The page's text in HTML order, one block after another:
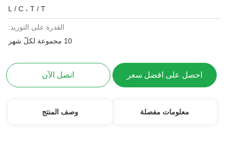
L / C ، T / T
القدرة على التوريد:
10 مجموعة لكلّ شهر
احصل على افضل سعر اتصل الآن
معلومات مفصلة وصف المنتج